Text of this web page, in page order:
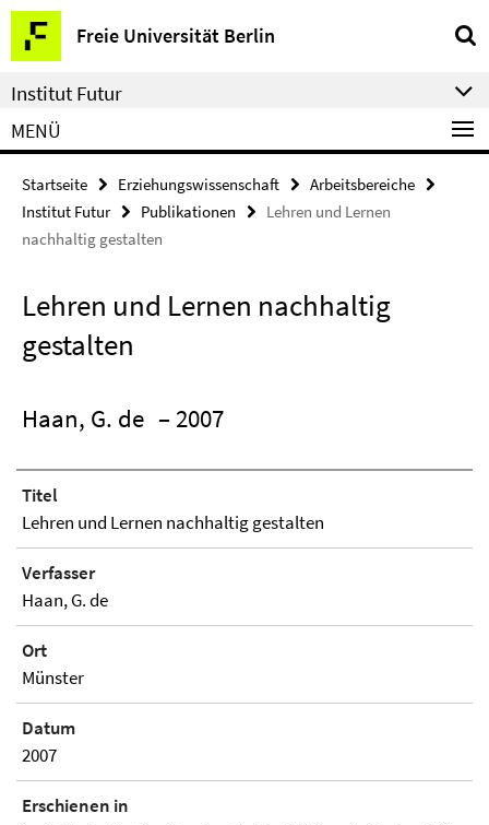
Springe
direkt
zu
Inhalt
Freie Universität Berlin
Service-
Navigation
Institut Futur
MENÜ
Startseite Erziehungswissenschaft
Arbeitsbereiche
Institut Futur
Publikationen
Lehren und Lernen
nachhaltig gestalten
Lehren und Lernen nachhaltig
gestalten
Haan, G. de – 2007
Titel
Lehren und Lernen nachhaltig gestalten
Verfasser
Haan, G. de
Ort
Münster
Datum
2007
Erschienen in